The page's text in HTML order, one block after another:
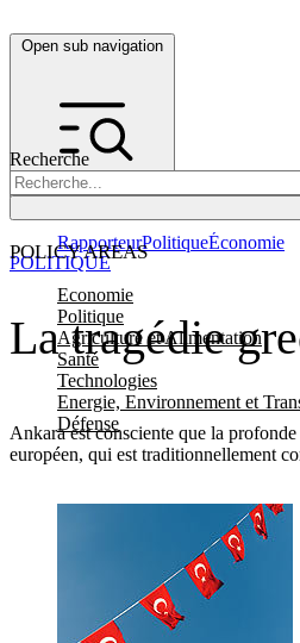
Open sub navigation
Recherche
POLICY AREAS
Economie
Politique
Agriculture et Alimentation
Santé
Technologies
Energie, Environnement et
Défense
RapporteurPolitiqueÉconomie
La tragédie
Ankara est consciente que la
européen, qui est traditionnellement
POLITIQUE